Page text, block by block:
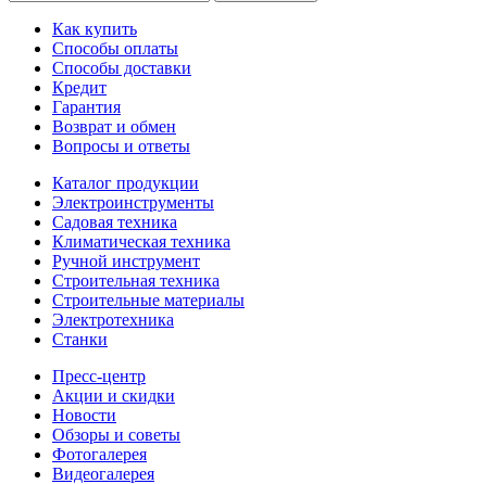
Как купить
Способы оплаты
Способы доставки
Кредит
Гарантия
Возврат и обмен
Вопросы и ответы
Каталог продукции
Электроинструменты
Садовая техника
Климатическая техника
Ручной инструмент
Строительная техника
Строительные материалы
Электротехника
Станки
Пресс-центр
Акции и скидки
Новости
Обзоры и советы
Фотогалерея
Видеогалерея